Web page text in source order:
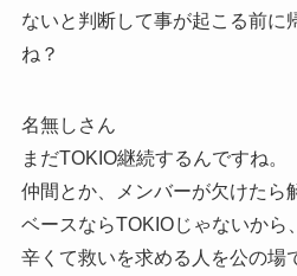
ないと判断して事が起こる前に
ね？
名無しさん
まだTOKIO継続するんですね。
仲間とか、メンバーが欠けたら
ベースならTOKIOじゃないから
辛くて救いを求める人を公の場